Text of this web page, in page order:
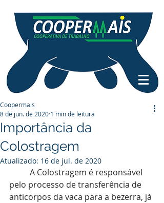
Importância da
Colostragem
Coopermais
8 de jun. de 2020 1 min de leitura
Atualizado: 16 de jul. de 2020
A Colostragem é responsável
pelo processo de transferência de
anticorpos da vaca para a bezerra, já